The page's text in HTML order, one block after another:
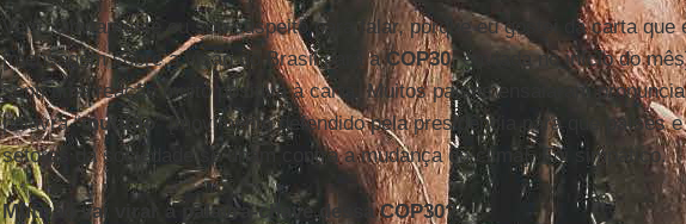
Vem. Obviamente eu sou suspeito para falar, porque eu gostei da carta que
[mensagem sobre a visão do Brasil para aCOP30, enviada no início do
senti uma reação muito positiva à carta. Muitos países ensaiaram
palavra “mutirão” [movimento defendido pela presidência para que países
setores da sociedade se unam contra a mudança do clima]. Foi simpático.
Mutirão vai virar a palavra-chave dessa COP30?